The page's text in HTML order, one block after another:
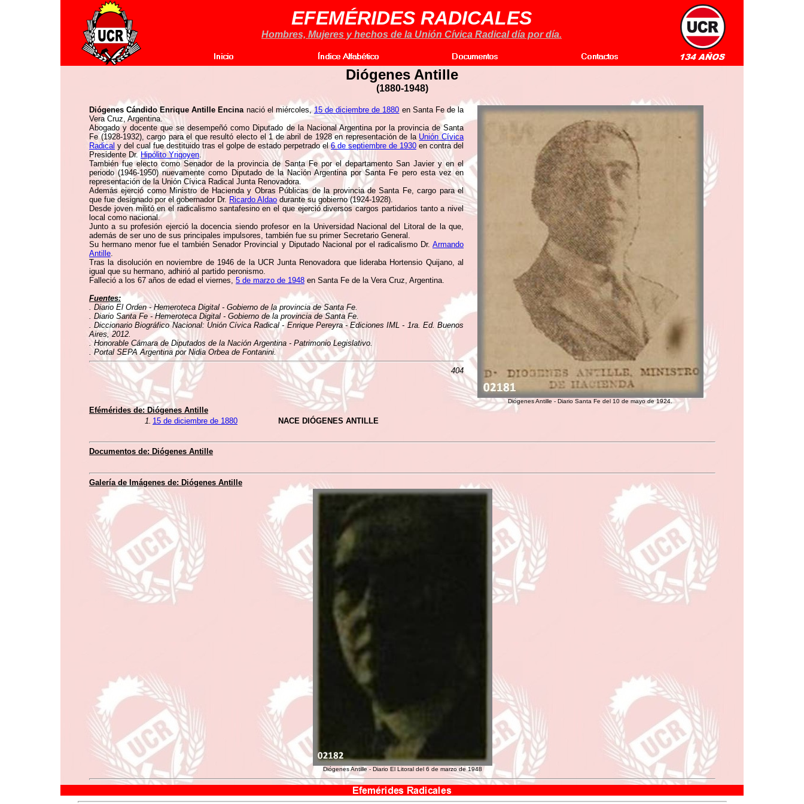
EFEMÉRIDES RADICALES
Hombres, Mujeres y hechos de la Unión Cívica Radical día por día.
Diógenes Antille
(1880-1948)
Diógenes Cándido Enrique Antille Encinanació el miércoles,15 de diciembre de 1880 en Santa Fe de la
Vera Cruz, Argentina.
Abogado y docente que se desempeñó como Diputado de la Nacional Argentina por la provincia de Santa
Fe (1928-1932), cargo para el que resultó electo el 1 de abril de 1928 en representación de la Unión Cívica
Radical y del cual fue destituido tras el golpe de estado perpetrado el6 de septiembre de 1930 en contra del
Presidente Dr. Hipólito Yrigoyen.
También fue electo como Senador de la provincia de Santa Fe por el departamento San Javier y en el
periodo (1946-1950) nuevamente como Diputado de la Nación Argentina por Santa Fe pero esta vez en
representación de la Unión Cívica Radical Junta Renovadora.
Además ejerció como Ministro de Hacienda y Obras Públicas de la provincia de Santa Fe, cargo para el
que fue designado por el gobernador Dr. Ricardo Aldao durante su gobierno (1924-1928).
Desde joven militó en el radicalismo santafesino en el que ejerció diversos cargos partidarios tanto a nivel
local como nacional.
Junto a su profesión ejerció la docencia siendo profesor en la Universidad Nacional del Litoral de la que,
además de ser uno de sus principales impulsores, también fue su primer Secretario General.
Su hermano menor fue el también Senador Provincial y Diputado Nacional por el radicalismo Dr. Armando
Antille.
Tras la disolución en noviembre de 1946 de la UCR Junta Renovadora que lideraba Hortensio Quijano, al
igual que su hermano, adhirió al partido peronismo.
Falleció a los 67 años de edad el viernes, 5 de marzo de 1948 en Santa Fe de la Vera Cruz, Argentina.
Fuentes:
. Diario El Orden - Hemeroteca Digital - Gobierno de la provincia de Santa Fe.
. Diario Santa Fe - Hemeroteca Digital - Gobierno de la provincia de Santa Fe.
. Diccionario Biográfico Nacional: Unión Cívica Radical - Enrique Pereyra - Ediciones IML - 1ra. Ed. Buenos
Aires, 2012.
. Honorable Cámara de Diputados de la Nación Argentina - Patrimonio Legislativo.
. Portal SEPA Argentina por Nidia Orbea de Fontanini.
404
Diógenes Antille - Diario Santa Fe del 10 de mayo de 1924.
Efémérides de:Diógenes Antille
1. 15 de diciembre de 1880 NACE DIÓGENES ANTILLE
Documentos de: Diógenes Antille
Galería de Imágenes de: Diógenes Antille
Diógenes Antille - Diario El Litoral del 6 de marzo de 1948